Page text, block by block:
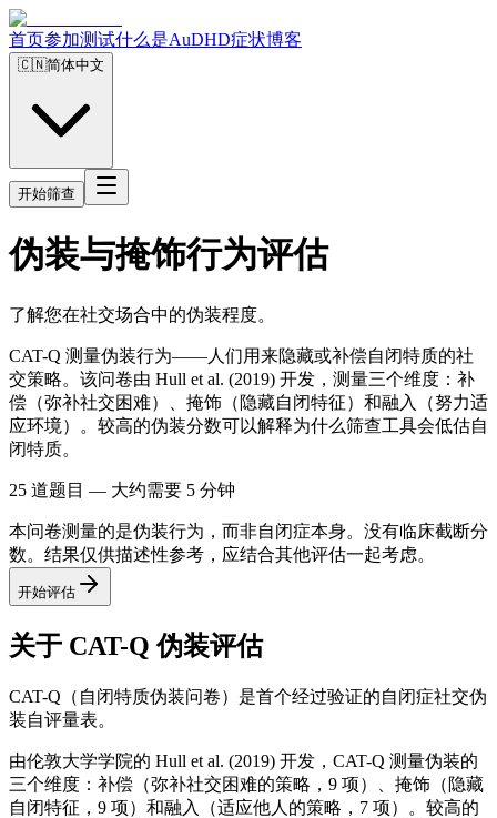
首页参加测试什么是AuDHD症状博客
🇨🇳简体中文
开始筛查
伪装与掩饰行为评估
了解您在社交场合中的伪装程度。
CAT-Q 测量伪装行为——人们用来隐藏或补偿自闭特质的社
交策略。该问卷由 Hull et al. (2019) 开发，测量三个维度：补
偿（弥补社交困难）、掩饰（隐藏自闭特征）和融入（努力适
应环境）。较高的伪装分数可以解释为什么筛查工具会低估自
闭特质。
25 道题目 — 大约需要 5 分钟
本问卷测量的是伪装行为，而非自闭症本身。没有临床截断分
数。结果仅供描述性参考，应结合其他评估一起考虑。
开始评估
关于 CAT-Q 伪装评估
CAT-Q（自闭特质伪装问卷）是首个经过验证的自闭症社交伪
装自评量表。
由伦敦大学学院的 Hull et al. (2019) 开发，CAT-Q 测量伪装的
三个维度：补偿（弥补社交困难的策略，9 项）、掩饰（隐藏
自闭特征，9 项）和融入（适应他人的策略，7 项）。较高的